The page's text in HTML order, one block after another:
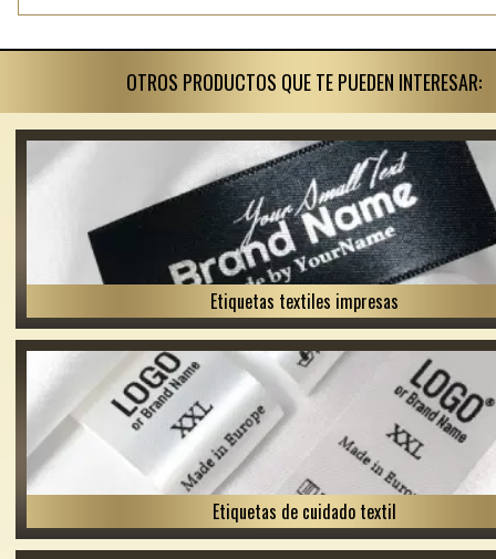
OTROS PRODUCTOS QUE TE PUEDEN INTERESAR:
Etiquetas textiles impresas
Etiquetas de cuidado textil